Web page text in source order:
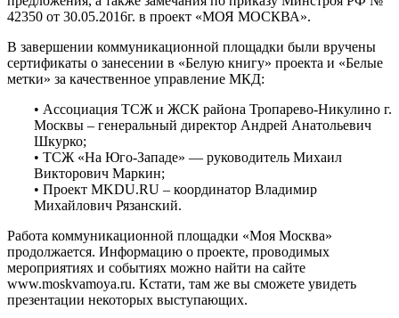
42350 от 30.05.2016г. в проект «МОЯ МОСКВА».
В завершении коммуникационной площадки были вручены
сертификаты о занесении в «Белую книгу» проекта и «Белые
метки» за качественное управление МКД:
• Ассоциация ТСЖ и ЖСК района Тропарево-Никулино г.
Москвы – генеральный директор Андрей Анатольевич
Шкурко;
• ТСЖ «На Юго-Западе» — руководитель Михаил
Викторович Маркин;
• Проект MKDU.RU – координатор Владимир
Михайлович Рязанский.
Работа коммуникационной площадки «Моя Москва»
продолжается. Информацию о проекте, проводимых
мероприятиях и событиях можно найти на сайте
www.moskvamoya.ru. Кстати, там же вы сможете увидеть
презентации некоторых выступающих.